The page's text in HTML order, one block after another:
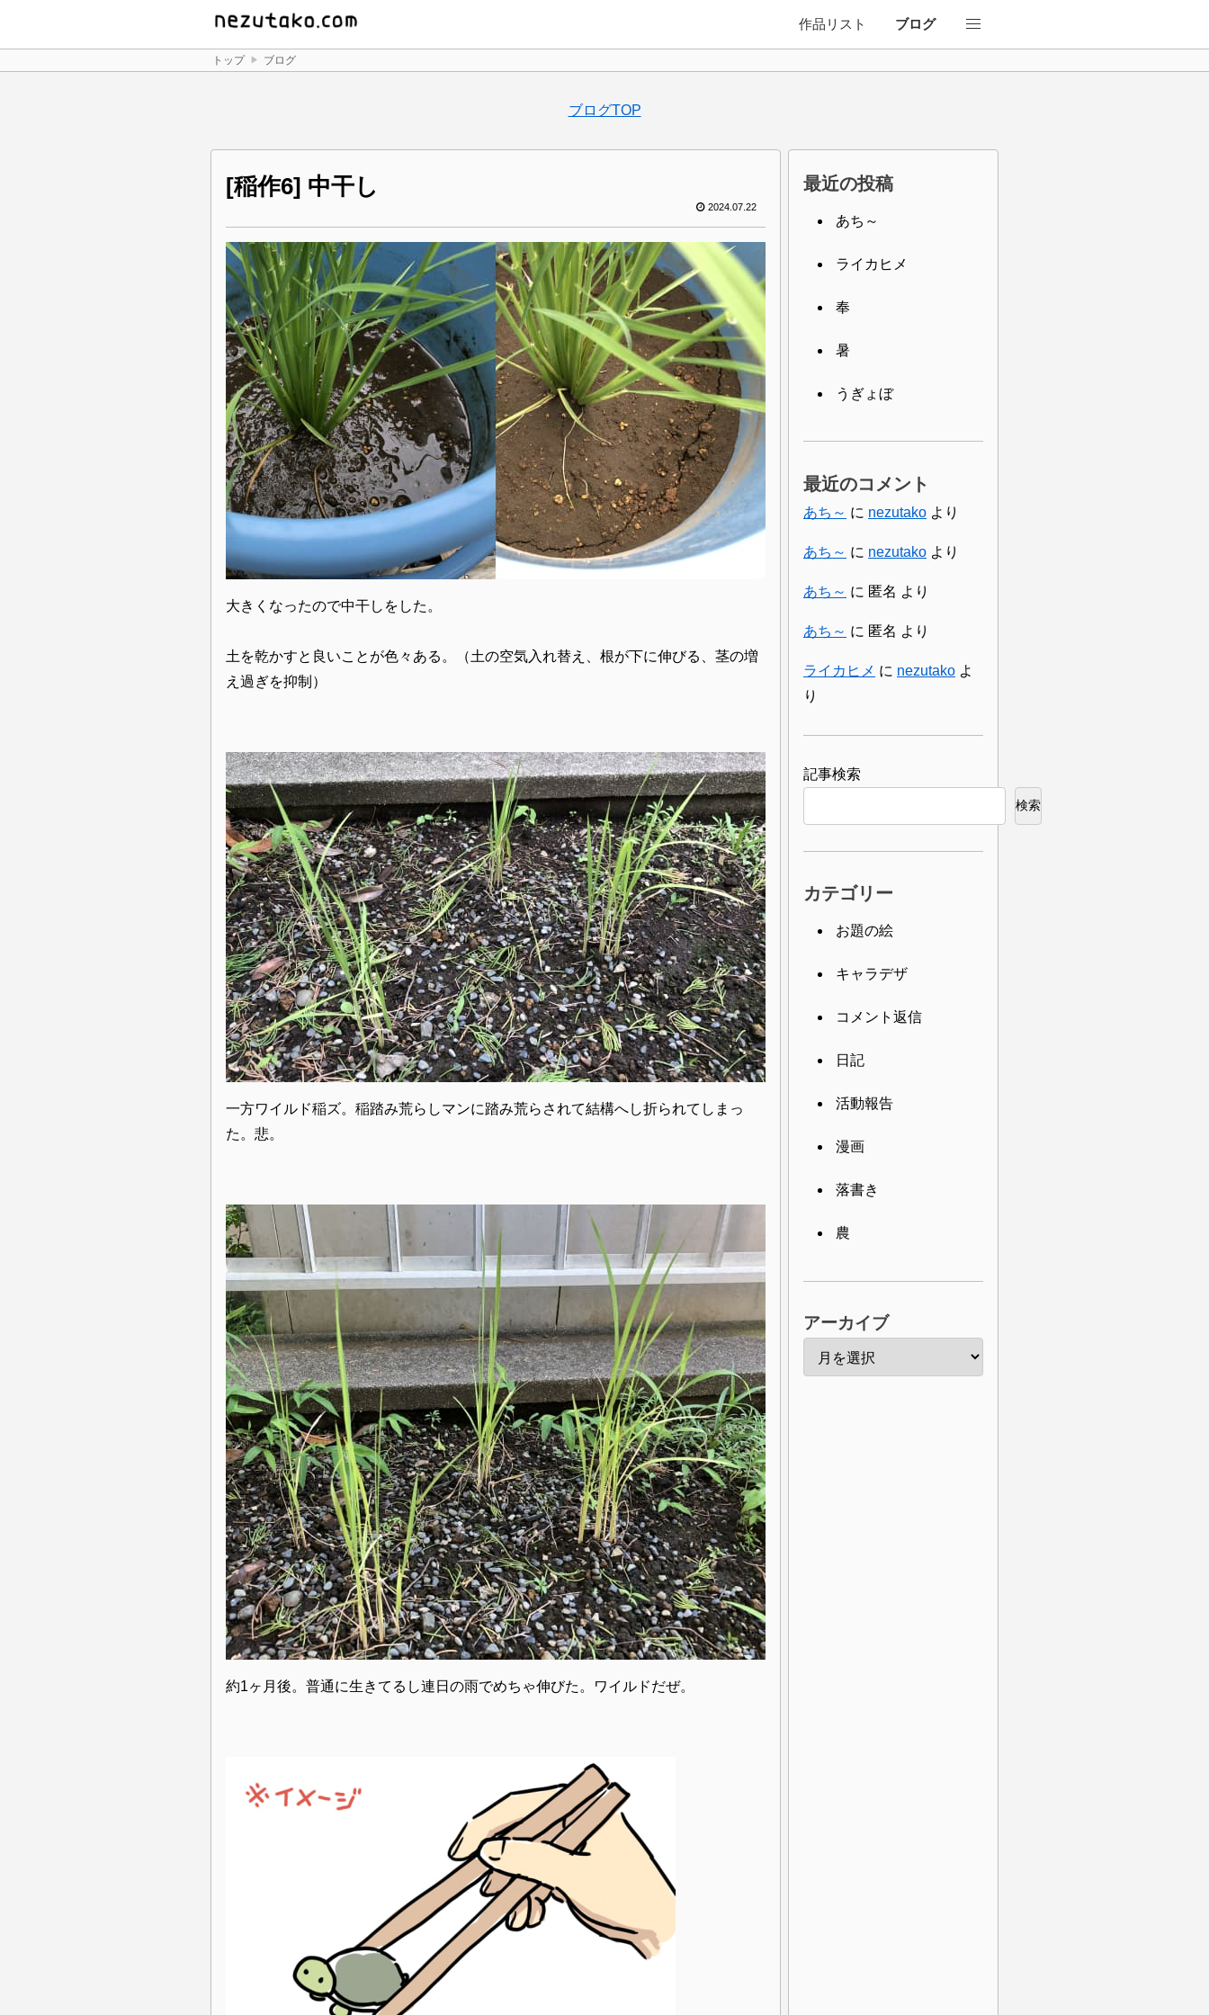
作品 リスト ブログ
トップ ブログ
ブログTOP
[稲作6] 中干し
2024.07.22
大きくなったので中干しをした。
土を乾かすと良いことが色々ある。（土の空気入れ替え、根が下に伸びる、茎の増
え過ぎを抑制）
一方ワイルド稲ズ。稲踏み荒らしマンに踏み荒らされて結構へし折られてしまっ
た。悲。
約1ヶ月後。普通に生きてるし連日の雨でめちゃ伸びた。ワイルドだぜ。
最近の投稿
あち～
ライカヒメ
奉
暑
うぎょぼ
最近のコメント
あち～ に nezutako より
あち～ に nezutako より
あち～ に 匿名 より
あち～ に 匿名 より
ライカヒメ に nezutako よ
り
検索
検索
カテゴリー
お題の絵
キャラデザ
コメント返信
日記
活動報告
漫画
落書き
農
アーカイブ